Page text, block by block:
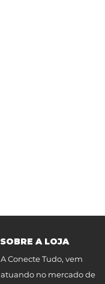
SOBRE A LOJA
A Conecte Tudo, vem
atuando no mercado de